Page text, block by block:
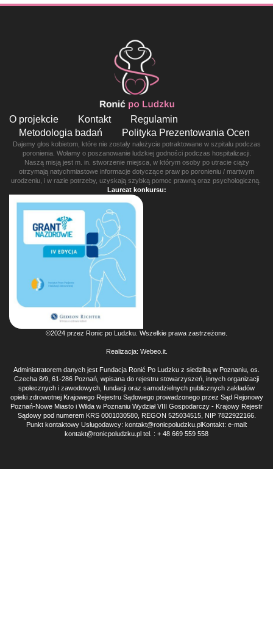
O projekcie Kontakt
Regulamin
Metodologia badań
Polityka Prezentowania Ocen
Dajemy głos kobietom, które nie zostały należycie potraktowane w szpitalu podczas
poronienia. Wołamy o poszanowanie ludzkiej godności podczas hospitalizacji.
Naszą misją jest m. in. stworzenie miejsca, w którym osoby po utracie ciąży
otrzymają natychmiastowe informacje dotyczące praw po poronieniu / martwym
urodzeniu, i w razie potrzeby, uzyskają szybką pomoc prawną oraz psychologiczną.
Laureat konkursu:
©2024 przez Ronic po Ludzku. Wszelkie prawa zastrzeżone.
Realizacja: Webeo.it.
Administratorem danych jest Fundacja Ronić Po Ludzku z siedzibą w Poznaniu, os.
Czecha 8/9, 61-286 Poznań, wpisana do rejestru stowarzyszeń, innych organizacji
społecznych i zawodowych, fundacji oraz samodzielnych publicznych zakładów
opieki zdrowotnej Krajowego Rejestru Sądowego prowadzonego przez Sąd Rejonowy
Poznań-Nowe Miasto i Wilda w Poznaniu Wydział VIII Gospodarczy - Krajowy Rejestr
Sądowy pod numerem KRS 0001030580, REGON 525034515, NIP 7822922166.
Punkt kontaktowy Usługodawcy: kontakt@ronicpoludzku.plKontakt: e-mail:
kontakt@ronicpoludzku.pl tel. : + 48 669 559 558